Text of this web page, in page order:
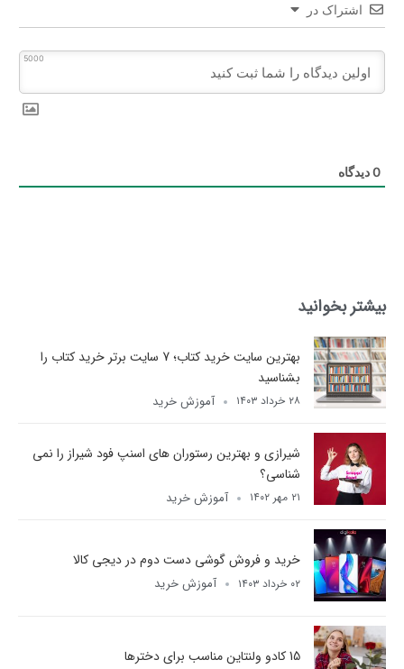
اشتراک در
5000
0دیدگاه
بیشتر بخوانید
بهترین سایت خرید کتاب؛ 7 سایت برتر خرید کتاب را
بشناسید
۲۸ خرداد ۱۴۰۳ آموزش خرید
شیرازی و بهترین رستوران های اسنپ فود شیراز را نمی
شناسی؟
۲۱ مهر ۱۴۰۲ آموزش خرید
خرید و فروش گوشی دست دوم در دیجی کالا
۰۲ خرداد ۱۴۰۳ آموزش خرید
15 کادو ولنتاین مناسب برای دخترها